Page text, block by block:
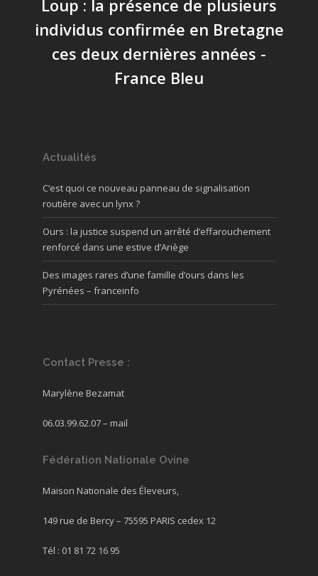
Loup : la présence de plusieurs
individus confirmée en Bretagne
ces deux dernières années -
France Bleu
Actualités
C’est quoi ce nouveau panneau de signalisation
routière avec un lynx ?
Ours : la justice suspend un arrêté d’effarouchement
renforcé dans une estive d’Ariège
Des images rares d’une famille d’ours dans les
Pyrénées – franceinfo
Contact Presse :
Marylène Bezamat
06.03.99.62.07 – mail
Fédération Nationale Ovine
Maison Nationale des Éleveurs,
149 rue de Bercy – 75595 PARIS cedex 12
Tél : 01 81 72 16 95